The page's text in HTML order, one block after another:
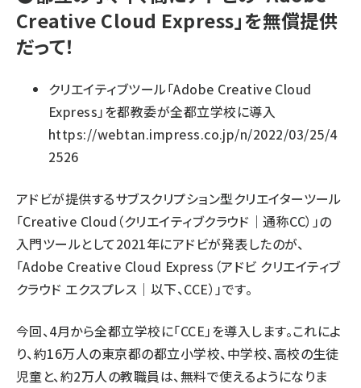
Creative Cloud Express」を無償提供
だって！
クリエイティブツール「Adobe Creative Cloud
Express」を都教委が全都立学校に導入
https://webtan.impress.co.jp/n/2022/03/25/4
2526
アドビが提供するサブスクリプション型クリエイターツール
「Creative Cloud（クリエイティブクラウド｜通称CC）」の
入門ツールとして2021年にアドビが発表したのが、
「Adobe Creative Cloud Express（アドビ クリエイティブ
クラウド エクスプレス｜以下、CCE）」です。
今回、4月から全都立学校に「CCE」を導入します。これによ
り、約16万人の東京都の都立小学校、中学校、高校の生徒
児童と、約2万人の教職員は、無料で使えるようになりま